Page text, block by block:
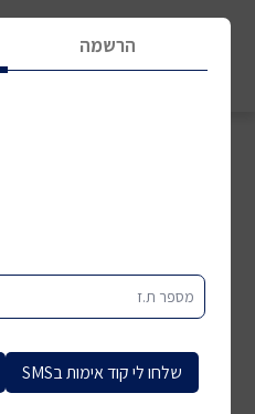
הרשמה
מספר ת.ז
שלחו לי קוד אימות בSMS
סינון